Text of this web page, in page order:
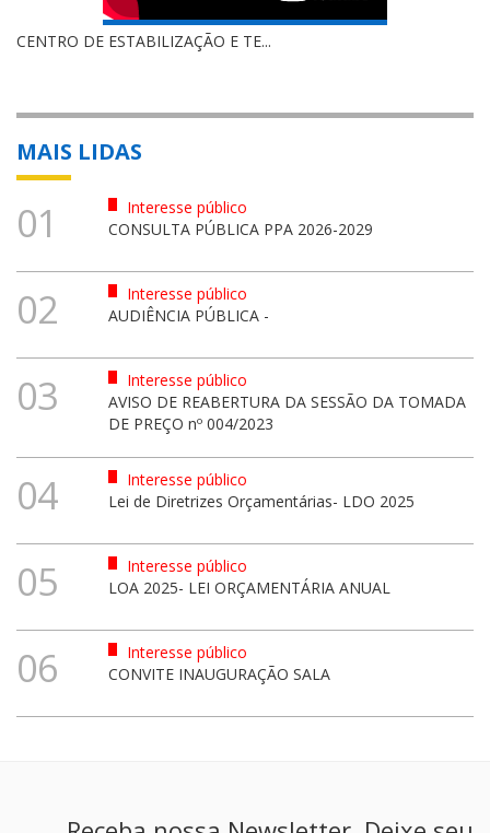
CENTRO DE ESTABILIZAÇÃO E TE...
MAIS LIDAS
01
Interesse público
CONSULTA PÚBLICA PPA 2026-2029
02
Interesse público
AUDIÊNCIA PÚBLICA -
03
Interesse público
AVISO DE REABERTURA DA SESSÃO DA TOMADA
DE PREÇO nº 004/2023
04
Interesse público
Lei de Diretrizes Orçamentárias- LDO 2025
05
Interesse público
LOA 2025- LEI ORÇAMENTÁRIA ANUAL
06
Interesse público
CONVITE INAUGURAÇÃO SALA